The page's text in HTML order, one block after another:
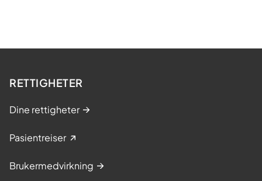
RETTIGHETER
Dine rettigheter
Pasientreiser
Brukermedvirkning